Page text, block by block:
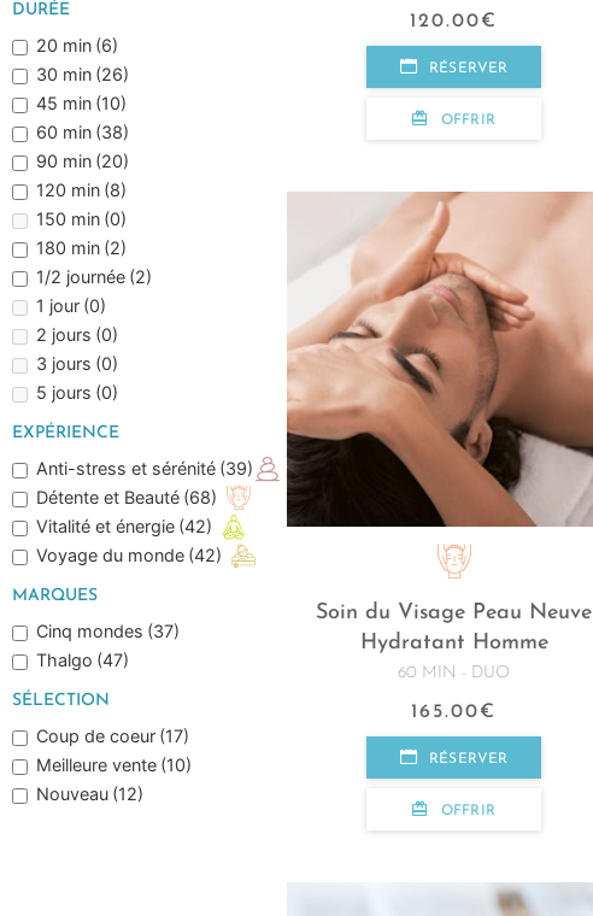
DURÉE
20 min (6)
30 min (26)
45 min (10)
60 min (38)
90 min (20)
120 min (8)
150 min (0)
180 min (2)
1/2 journée (2)
1 jour (0)
2 jours (0)
3 jours (0)
5 jours (0)
EXPÉRIENCE
Anti-stress et sérénité (39)
Détente et Beauté (68)
Vitalité et énergie (42)
Voyage du monde (42)
MARQUES
Cinq mondes (37)
Thalgo (47)
SÉLECTION
Coup de coeur (17)
Meilleure vente (10)
Nouveau (12)
120.00€
RÉSERVER
OFFRIR
Soin du Visage Peau Neuve
Hydratant Homme
60 MIN - DUO
165.00€
RÉSERVER
OFFRIR